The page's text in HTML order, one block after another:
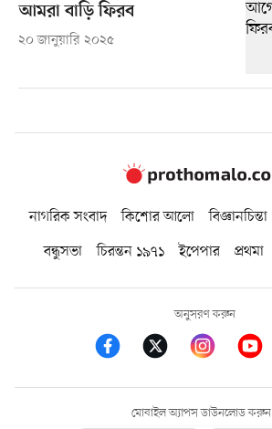
আমরা বাড়ি ফিরব
২০ জানুয়ারি ২০২৫
নাগরিক সংবাদ কিশোর আলো বিজ্ঞানচিন্তা
বন্ধুসভা
চিরন্তন ১৯৭১ ইপেপার প্রথমা
অনুসরণ করুন
মোবাইল অ্যাপস ডাউনলোড করুন